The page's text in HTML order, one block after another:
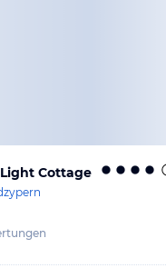
Cottage